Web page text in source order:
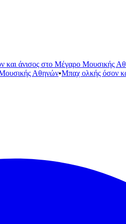
και άνισος στο Μέγαρο Μουσικής
Αθηνών•Μπαχ ολκής όσον